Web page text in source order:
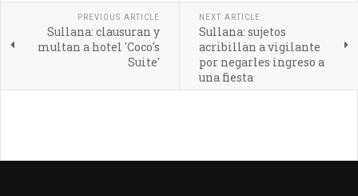
PREVIOUS ARTICLE
Sullana: clausuran y
multan a hotel 'Coco's
Suite'
NEXT ARTICLE
Sullana: sujetos
acribillan a vigilante
por negarles ingreso a
una fiesta